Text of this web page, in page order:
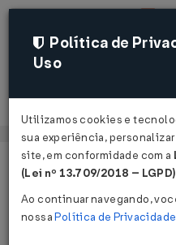
Página Inicial Legislações
Política de
Uso
Utilizamos cookies e
sua experiência,
site, em conformidade com a
(Lei nº 13.709/2018 – LGPD)
Ao continuar navegando,
nossaPolítica de Privacidade